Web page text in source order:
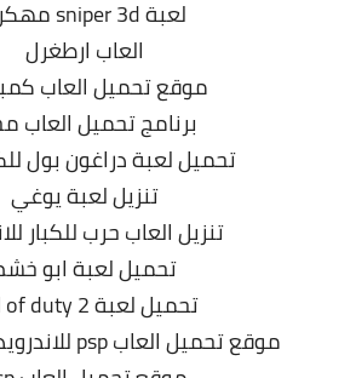
لعبة sniper 3d مهكرة
العاب ارطغرل
موقع تحميل العاب
برنامج تحميل العاب
تحميل لعبة دراغون بول
تنزيل لعبة يوغي
تنزيل العاب حرب للكبار
تحميل لعبة ابو
تحميل لعبة call of duty 2
موقع تحميل العاب psp للاندرويد بحجم صغير